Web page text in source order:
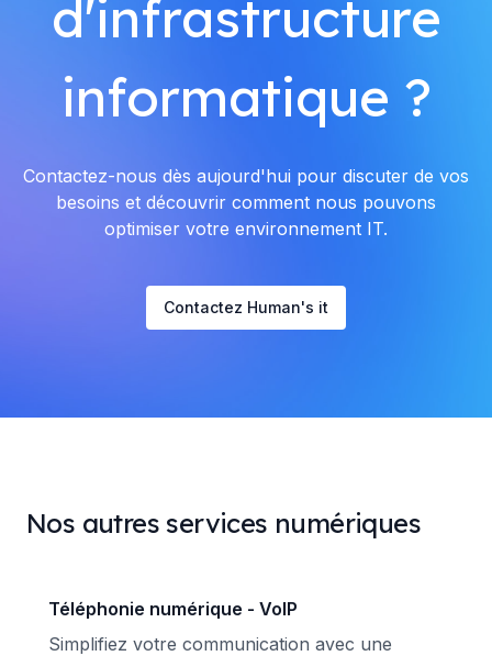
d'infrastructure
informatique ?
Contactez-nous dès aujourd'hui pour discuter de vos
besoins et découvrir comment nous pouvons
optimiser votre environnement IT.
Contactez Human's it
Nos autres services numériques
Téléphonie numérique - VoIP
Simplifiez votre communication avec une